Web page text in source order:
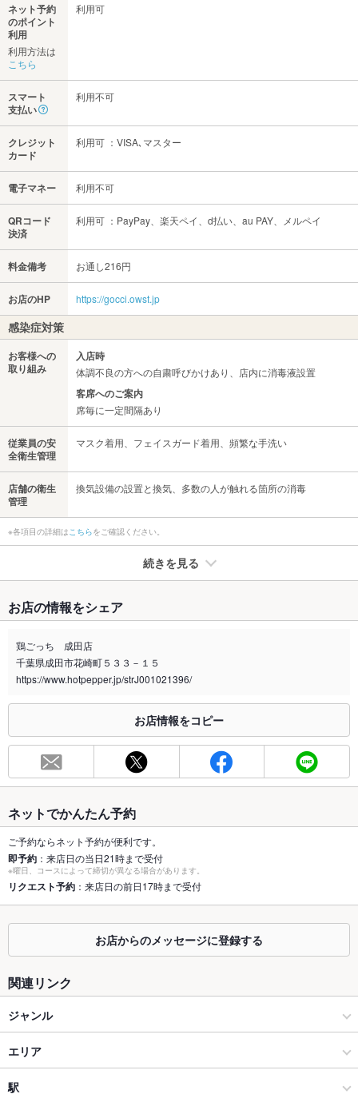
ネット予約
のポイント
利用
利用方法は
こちら
利用可
スマート
支払い
利用不可
クレジット
カード
利用可 ：VISA､マスター
電子マネー 利用不可
QRコード
決済
利用可 ：PayPay、楽天ペイ、d払い、au PAY、メルペイ
料金備考 お通し216円
お店のHP https://gocci.owst.jp
感染症対策
お客様への
取り組み
入店時
体調不良の方への自粛呼びかけあり、店内に消毒液設置
客席へのご案内
席毎に一定間隔あり
従業員の安
全衛生管理
マスク着用、フェイスガード着用、頻繁な手洗い
店舗の衛生
管理
換気設備の設置と換気、多数の人が触れる箇所の消毒
※各項目の詳細は こちらをご確認ください。
続きを見る
禁煙・喫煙
全席禁煙
喫煙専用室 なし
合わせください。
お席
44席(テーブル32席、カウンター3席)
容人数
個室 なし ：個室はございません
座敷 なし ：座敷はございません。
掘りごたつ あり ：2Fにご用意ございます。
貸切 貸切不可 ：要相談
設備
Wi-Fi
お店の情報をシェア
鶏ごっち 成田店
千葉県成田市花崎町５３３－１５
https://www.hotpepper.jp/strJ001021396/
お店情報をコピー
ネットでかんたん予約
ご予約ならネット予約が便利です。
即予約 ：来店日の当日21時まで受付
※曜日、コースによって締切が異なる場合があります。
リクエスト予約 ：来店日の前日17時まで受付
お店からのメッセージに登録する
関連リンク
ジャンル
居酒屋
和風
エリア
成田
駅